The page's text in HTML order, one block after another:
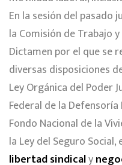
En la sesión del pasado
la Comisión de Trabajo
Dictamen por el que se
diversas disposiciones
Ley Orgánica del Poder
Federal de la
Fondo Nacional de la
la Ley del Seguro
libertad sindicaly